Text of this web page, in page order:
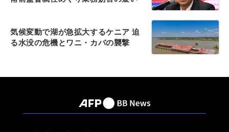
気候変動で湖が急拡大するケニア 迫
る水没の危機とワニ・カバの襲撃